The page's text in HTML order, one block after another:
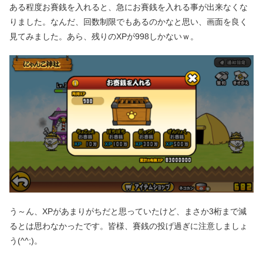
ある程度お賽銭を入れると、急にお賽銭を入れる事が出来なくな
りました。なんだ、回数制限でもあるのかなと思い、画面を良く
見てみました。あら、残りのXPが998しかないｗ。
う～ん、XPがあまりがちだと思っていたけど、まさか3桁まで減
るとは思わなかったです。皆様、賽銭の投げ過ぎに注意しましょ
う(^^;)。